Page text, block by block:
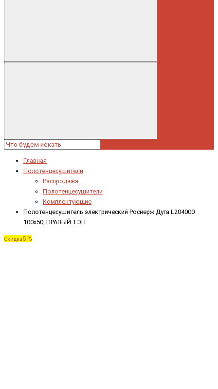
Главная
Полотенцесушители
Распродажа
Полотенцесушители
Комплектующие
Полотенцесушитель электрический Роснерж Дуга L204000
100x50, ПРАВЫЙ ТЭН
Скидка5 %